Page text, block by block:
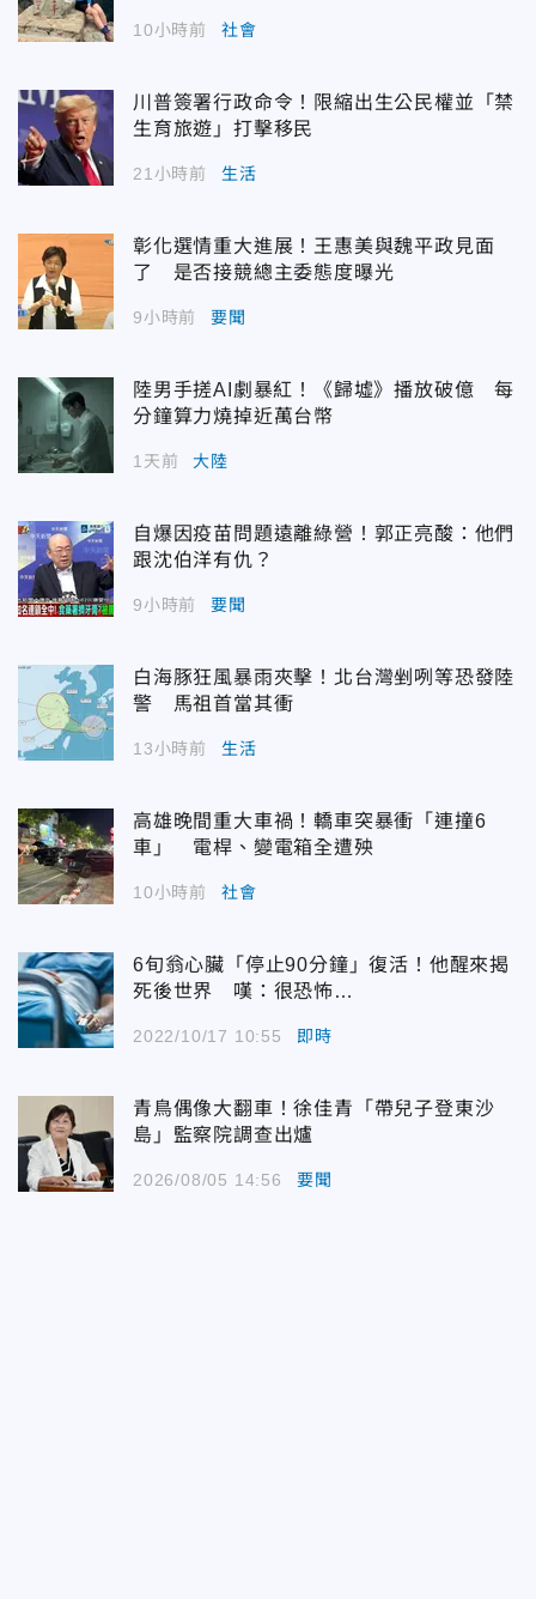
10小時前 社會
川普簽署行政命令！限縮出生公民權並「禁
生育旅遊」打擊移民
21小時前 生活
彰化選情重大進展！王惠美與魏平政見面
了 是否接競總主委態度曝光
9小時前 要聞
陸男手搓AI劇暴紅！《歸墟》播放破億 每
分鐘算力燒掉近萬台幣
1天前 大陸
自爆因疫苗問題遠離綠營！郭正亮酸：他們
跟沈伯洋有仇？
9小時前 要聞
白海豚狂風暴雨夾擊！北台灣剉咧等恐發陸
警 馬祖首當其衝
13小時前 生活
高雄晚間重大車禍！轎車突暴衝「連撞6
車」 電桿、變電箱全遭殃
10小時前 社會
6旬翁心臟「停止90分鐘」復活！他醒來揭
死後世界 嘆：很恐怖…
2022/10/17 10:55 即時
青鳥偶像大翻車！徐佳青「帶兒子登東沙
島」監察院調查出爐
2026/08/05 14:56 要聞